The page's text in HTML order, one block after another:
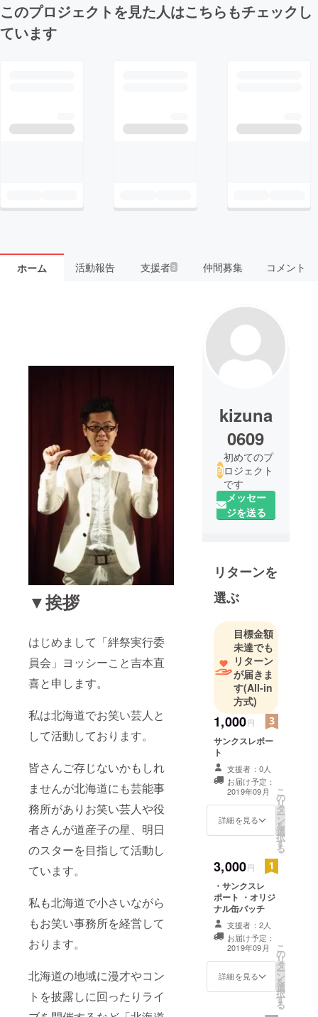
このプロジェクトを見た人はこちらもチェックし
ています
ホーム 活動報告 支援者3 仲間募集 コメント
▼挨拶
はじめまして「絆祭実行委
員会」ヨッシーこと吉本直
喜と申します。
私は北海道でお笑い芸人と
して活動しております。
皆さんご存じないかもしれ
ませんが北海道にも芸能事
務所がありお笑い芸人や役
者さんが道産子の星、明日
のスターを目指して活動し
ています。
私も北海道で小さいながら
もお笑い事務所を経営して
おります。
北海道の地域に漫才やコン
トを披露しに回ったりライ
kizuna
0609
初めてのプ
ロジェクト
です
メッセー
ジを送る
リターンを
選ぶ
目標金額
未達でも
リターン
が届きま
す(All-in
方式)
1,000円
サンクスレポー
ト
支援者：0人
お届け予定：
2019年09月
詳細を見る
こ
の
リ
タ
ー
ン
を
選
択
す
る
3,000円
・サンクスレ
ポート ・オリジ
ナル缶バッチ
支援者：2人
お届け予定：
2019年09月
詳細を見る
こ
の
リ
タ
ー
ン
を
選
択
す
る